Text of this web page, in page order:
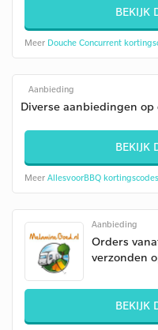
BEKIJK
Meer Douche Concurrent
Aanbieding
Diverse aanbiedingen
BEKIJK
Meer AllesvoorBBQ kortingscodes
Aanbieding
Orders
verzonden
BEKIJK